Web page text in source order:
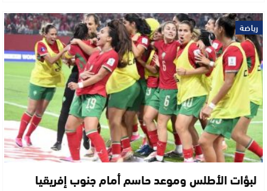
رياضة
لبؤات الأطلس وموعد حاسم أمام جنوب إفريقيا